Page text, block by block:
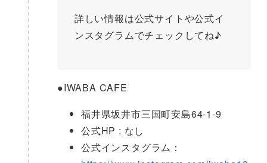
詳しい情報は公式サイトや公式イ
ンスタグラムでチェックしてね♪
●IWABA CAFE
福井県坂井市三国町安島64-1-9
公式HP : なし
公式インスタグラム：